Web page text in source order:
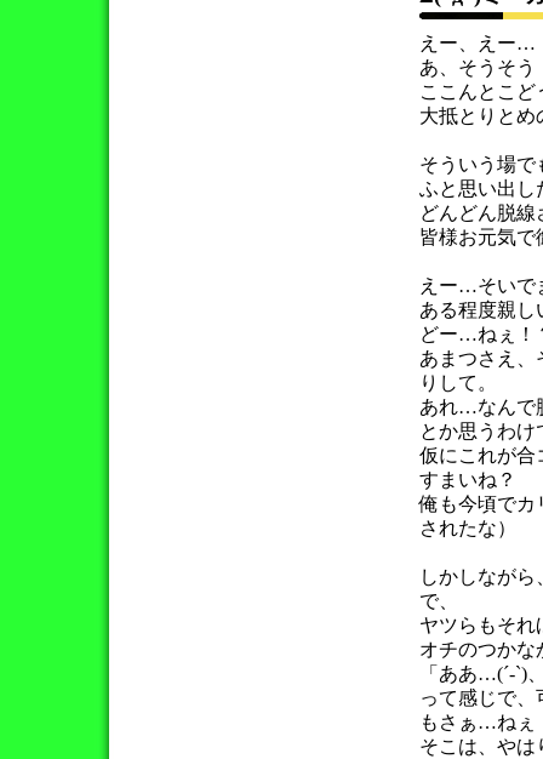
えー、えー…
あ、そうそう
ここんとこ
大抵とりとめ
そういう場で
ふと思い出し
どんどん脱
皆様お元気で
えー…そいで
ある程度親し
どー…ねぇ！
あまつさえ、
りして。
あれ…なんで
とか思うわ
仮にこれが合
すまいね？
俺も今頃で
されたな）
しかしなが
で、
ヤツらもそれ
オチのつかな
「ああ…(´-`)
って感じで
もさぁ…ねぇ
そこは、やは